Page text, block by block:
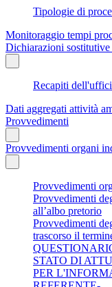
Tipologie di
Monitoraggio tempi
Dichiarazioni
Recapiti
Dati aggregati attività
Provvedimenti
Provvedimenti organi
Provvedimenti
Provvedimenti
all’albo pretorio
Provvedimenti
trascorso il
STATO DI
PER